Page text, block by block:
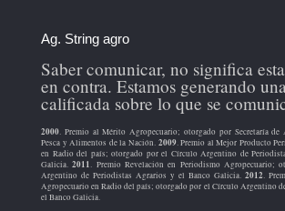
Ag. String agro
Saber comunicar, no significa
en contra. Estamos generando
calificada sobre lo que se
2000. Premio al Mérito Agropecuario; otorgado por Secretaría de
Pesca y Alimentos de la Nación. 2009. Premio al Mejor Producto
en Radio del país; otorgado por el Círculo Argentino de
Galicia.2011. Premio Revelación en Periodismo Agropecuario;
Argentino de Periodistas Agrarios y el Banco Galicia. 2012.
Agropecuario en Radio del país; otorgado por el Círculo Argentino
el Banco Galicia.